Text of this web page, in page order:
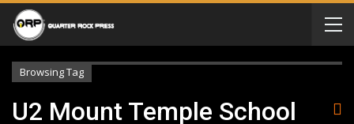
Browsing Tag
U2 Mount Temple School